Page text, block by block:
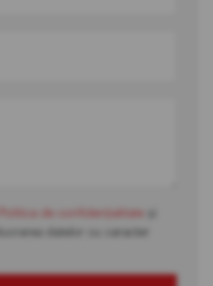
Politica de confidențialitate
datelor cu caracter